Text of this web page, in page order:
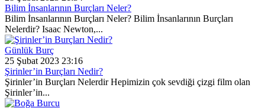
Bilim İnsanlarının Burçları Neler?
Bilim İnsanlarının Burçları Neler? Bilim İnsanlarının Burçları
Nelerdir? Isaac Newton,...
Günlük Burç
25 Şubat 2023 23:16
Şirinler’in Burçları Nedir?
Şirinler’in Burçları Nelerdir Hepimizin çok sevdiği çizgi film olan
Şirinler’in...